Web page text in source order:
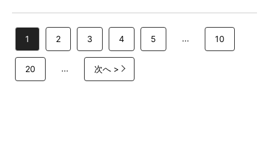
1 2 3 4 5 ... 10
20 ... 次へ >